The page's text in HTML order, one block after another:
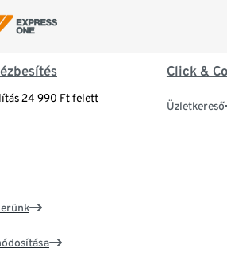
24 990 Ft felett
Click &
Üzletkereső